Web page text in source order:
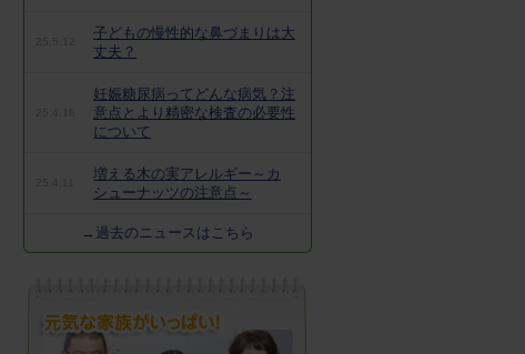
子どもの慢性的な鼻づまりは大
丈夫？
妊娠糖尿病ってどんな病気？注
意点とより精密な検査の必要性
について
増える木の実アレルギー～カ
シューナッツの注意点～
→過去のニュースはこちら